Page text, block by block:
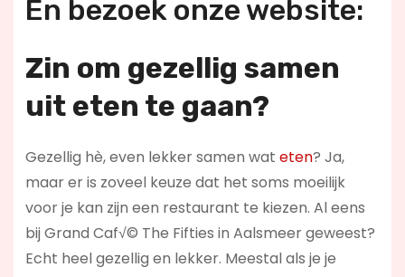
En bezoek onze website:
Zin om gezellig samen
uit eten te gaan?
Gezellig hè, even lekker samen wat eten? Ja,
maar er is zoveel keuze dat het soms moeilijk
voor je kan zijn een restaurant te kiezen. Al eens
bij Grand Caf√© The Fifties in Aalsmeer geweest?
Echt heel gezellig en lekker. Meestal als je je